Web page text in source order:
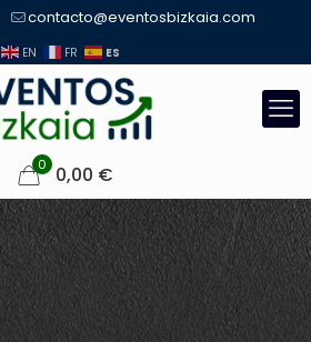
contacto@eventosbizkaia.com
EN FR ES
0 0,00 €